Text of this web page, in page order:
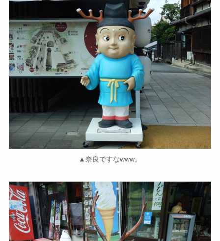
▲奈良ですなwww。